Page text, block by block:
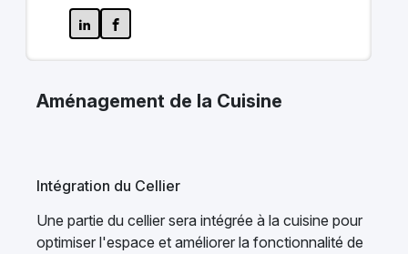
Aménagement de la Cuisine
Intégration du Cellier
Une partie du cellier sera intégrée à la cuisine pour
optimiser l'espace et améliorer la fonctionnalité de